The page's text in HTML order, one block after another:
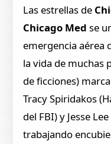
Las estrellas de
Chicago Med se
emergencia aérea
la vida de muchas
de ficciones)
Tracy Spiridakos
del FBI) y Jesse
trabajando